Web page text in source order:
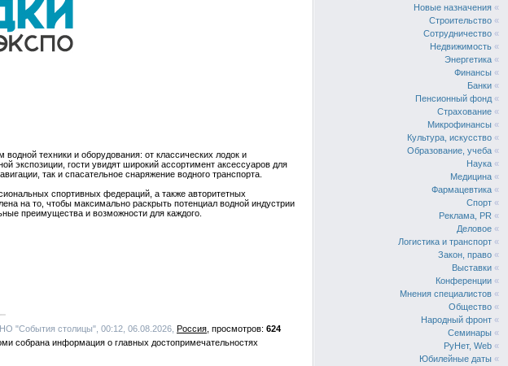
техники и оборудования: от классических лодок и
экспозиции, гости увидят широкий ассортимент аксессуаров для
так и спасательное снаряжение водного транспорта.
спортивных федераций, а также авторитетных
на то, чтобы максимально раскрыть потенциал водной индустрии
преимущества и возможности для каждого.
"События столицы", 00:12, 06.08.2026, Россия
624
собрана информация о главных достопримечательностях
Новые назначения «
Строительство «
Сотрудничество «
Недвижимость «
Энергетика «
Финансы «
Банки «
Пенсионный фонд «
Страхование «
Микрофинансы «
Культура, искусство «
Образование, учеба «
Наука «
Медицина «
Фармацевтика «
Спорт «
Реклама, PR «
Деловое «
Логистика и транспорт «
Закон, право «
Выставки «
Конференции «
Мнения специалистов «
Общество «
Народный фронт «
Семинары «
РуНет, Web «
Юбилейные даты «